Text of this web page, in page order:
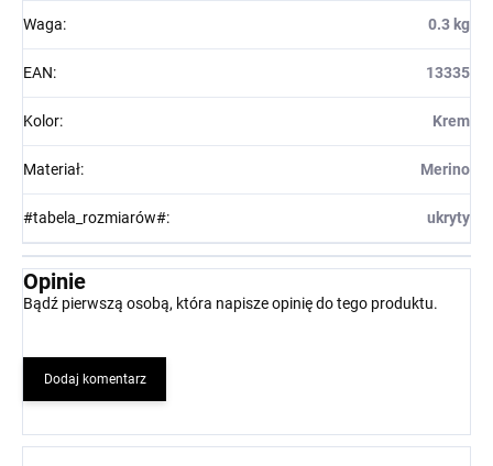
Waga: 0.3 kg
EAN: 13335
Kolor: Krem
Materiał: Merino
#tabela_rozmiarów#: ukryty
Opinie
Bądź pierwszą osobą, która napisze opinię do tego produktu.
Dodaj komentarz